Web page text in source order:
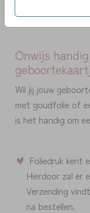
de mogelijkheden.
Onwijs
Wil jij jouw
met goudfolie of
is het handig om
Foliedruk kent
Hierdoor zal er
Verzending
na bestellen.